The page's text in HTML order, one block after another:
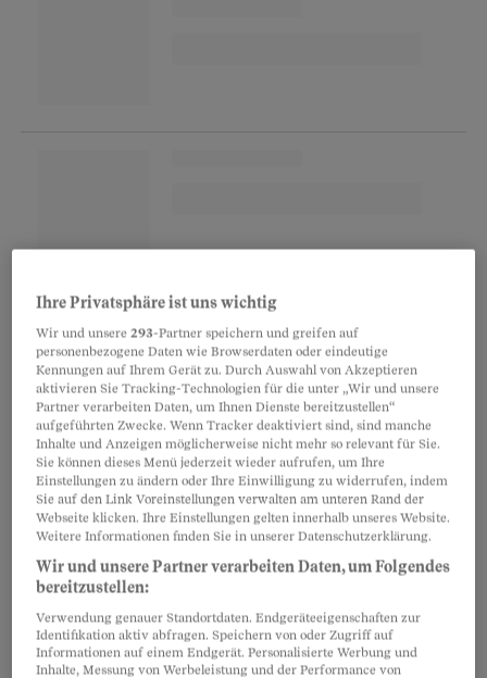
Der Arbeitsplatz gehört heutzutage zu den
beliebtesten Kontaktbörsen überhaupt. Laut
einer Umfrage des
Meinungsforschungsinstituts Forsa lernen rund
zehn Prozent der Deutschen ihren Partner am
Arbeitsplatz kennen. Andere Quellen sprechen
gar von 35 bis über 50 Prozent. Jede fünfte Frau
zwischen 20 und 35 Jahren hatte gemäss einer
Umfrage eines anderen deutschen Instituts
bereits eine Beziehung im Büro. Ähnliche Zahlen
dürften auch für die Schweiz gelten.
«Grundsätzlich ist der Arbeitsplatz sicher ein
idealer Ort, um sich allmählich besser kennen zu
Ihre Privatsphäre ist uns wichtig
Wir und unsere293-Partner speichern und greifen auf
personenbezogene Daten wie Browserdaten oder eindeutige
Kennungen auf Ihrem Gerät zu. Durch Auswahl von Akzeptieren
aktivieren Sie Tracking-Technologien für die unter „Wir und unsere
Partner verarbeiten Daten, um Ihnen Dienste bereitzustellen“
aufgeführten Zwecke. Wenn Tracker deaktiviert sind, sind manche
Inhalte und Anzeigen möglicherweise nicht mehr so relevant für Sie.
Sie können dieses Menü jederzeit wieder aufrufen, um Ihre
Einstellungen zu ändern oder Ihre Einwilligung zu widerrufen, indem
Sie auf den Link Voreinstellungen verwalten am unteren Rand der
Webseite klicken. Ihre Einstellungen gelten innerhalb unseres Website.
Weitere Informationen finden Sie in unserer Datenschutzerklärung.
Wir und unsere Partner verarbeiten Daten, um Folgendes
bereitzustellen:
Verwendung genauer Standortdaten. Endgeräteeigenschaften zur
Identifikation aktiv abfragen. Speichern von oder Zugriff auf
Informationen auf einem Endgerät. Personalisierte Werbung und
Inhalte, Messung von Werbeleistung und der Performance von